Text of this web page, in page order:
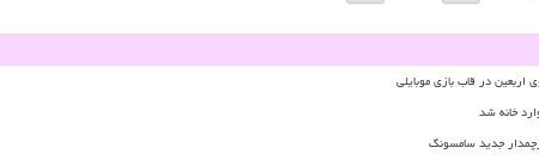
اربعین در قاب بازی موبایلی
خانه شد
جدید سامسونگ